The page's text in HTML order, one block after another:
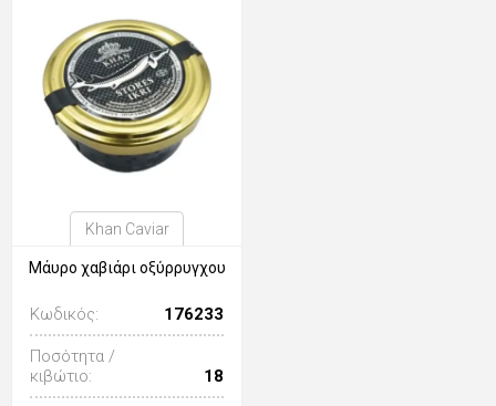
Khan Caviar
Μάυρο χαβιάρι οξύρρυγχου
Κωδικός: 176233
Ποσότητα /
κιβώτιο:
18